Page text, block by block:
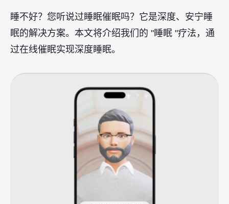
睡不好？您听说过睡眠催眠吗？它是深度、安宁睡
眠的解决方案。本文将介绍我们的 "睡眠 "疗法，通
过在线催眠实现深度睡眠。